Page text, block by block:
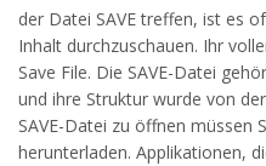
der Datei SAVE treffen, ist es
Inhalt durchzuschauen. Ihr
Save File. Die SAVE-Datei
und ihre Struktur wurde von
SAVE-Datei zu öffnen müssen
herunterladen. Applikationen,